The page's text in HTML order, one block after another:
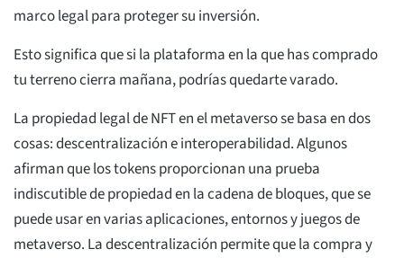
marco legal para proteger su inversión.
Esto significa que si la plataforma en la que has comprado
tu terreno cierra mañana, podrías quedarte varado.
La propiedad legal de NFT en el metaverso se basa en dos
cosas: descentralización e interoperabilidad. Algunos
afirman que los tokens proporcionan una prueba
indiscutible de propiedad en la cadena de bloques, que se
puede usar en varias aplicaciones, entornos y juegos de
metaverso. La descentralización permite que la compra y